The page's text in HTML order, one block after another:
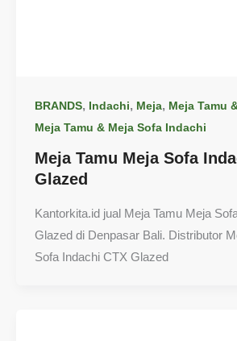
BRANDS, Indachi, Meja, Meja Tamu
Meja Tamu & Meja Sofa Indachi
Meja Tamu Meja Sofa
Glazed
Kantorkita.id jual Meja Tamu Meja
Glazed di Denpasar Bali. Distributor
Sofa Indachi CTX Glazed